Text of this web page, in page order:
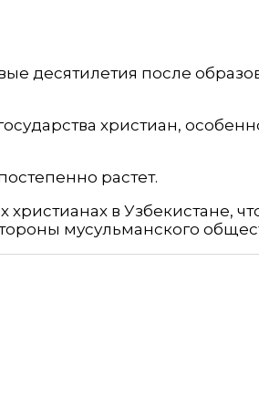
десятилетия после
христиан,
растет.
в Узбекистане,
мусульманского